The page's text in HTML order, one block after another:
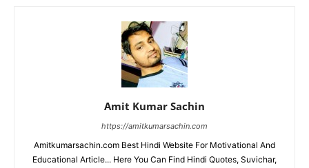
Amit Kumar Sachin
https://amitkumarsachin.com
Amitkumarsachin.com Best Hindi Website For Motivational And
Educational Article... Here You Can Find Hindi Quotes, Suvichar,